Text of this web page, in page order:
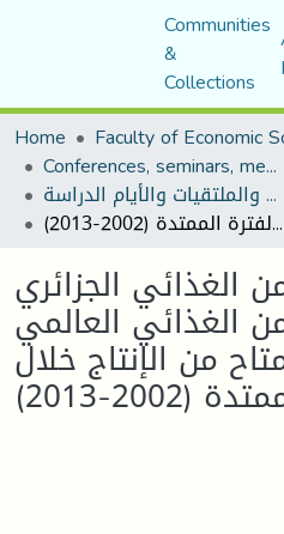
Communities
&
Collections
Home
Conferences, seminars, meetings, and study days
المؤتمرات والندوات والملتقيات والأيام الدراسة
وضعية الأمن الغذائي الجزائري ومؤشرات الأمن الغذائي العالمي دراسة تحليلية للمتاح من الإنتاج خلال الفترة الممتدة (2002-2013)
الغذائي الجزائري
الغذائي العالمي
من الإنتاج خلال
2013)